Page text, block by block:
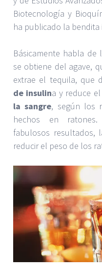
Biotecnología y
ha publicado la bendita
Básicamente habla de
se obtiene del agave,
extrae el tequila, que
de insulina y reduce
la sangre, según los
hechos en
fabulosos resultados,
reducir el peso de los